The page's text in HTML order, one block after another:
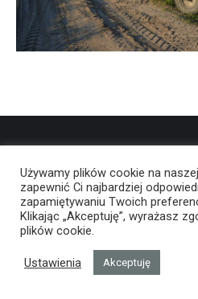
Używamy plików cookie na
zapewnić Ci najbardziej
zapamiętywaniu Twoich
Klikając „Akceptuję”, wyrażasz
plików cookie.
Ustawienia Akceptuję